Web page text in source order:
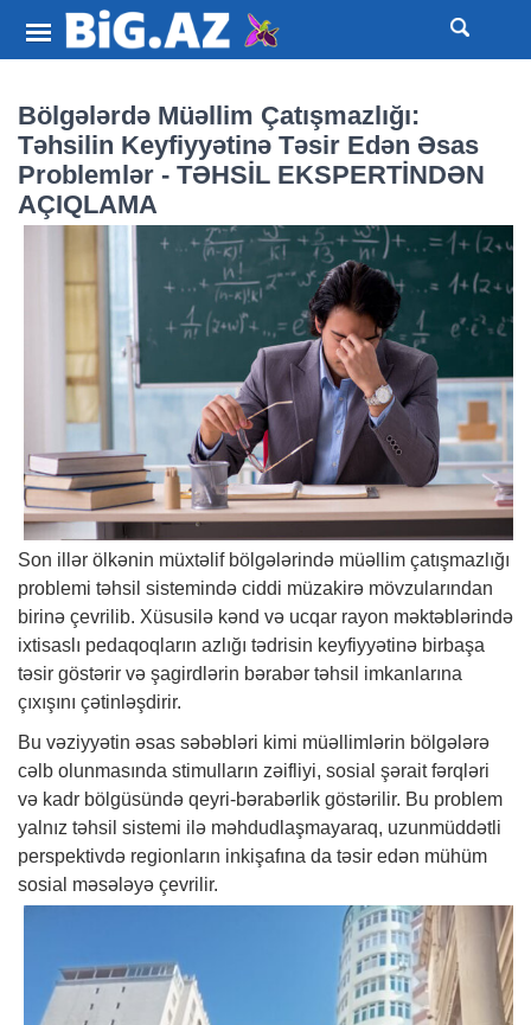
Bölgələrdə Müəllim Çatışmazlığı:
Təhsilin Keyfiyyətinə Təsir Edən Əsas
Problemlər - TƏHSİL EKSPERTİNDƏN
AÇIQLAMA
Son illər ölkənin müxtəlif bölgələrində müəllim çatışmazlığı
problemi təhsil sistemində ciddi müzakirə mövzularından
birinə çevrilib. Xüsusilə kənd və ucqar rayon məktəblərində
ixtisaslı pedaqoqların azlığı tədrisin keyfiyyətinə birbaşa
təsir göstərir və şagirdlərin bərabər təhsil imkanlarına
çıxışını çətinləşdirir.
Bu vəziyyətin əsas səbəbləri kimi müəllimlərin bölgələrə
cəlb olunmasında stimulların zəifliyi, sosial şərait fərqləri
və kadr bölgüsündə qeyri-bərabərlik göstərilir. Bu problem
yalnız təhsil sistemi ilə məhdudlaşmayaraq, uzunmüddətli
perspektivdə regionların inkişafına da təsir edən mühüm
sosial məsələyə çevrilir.